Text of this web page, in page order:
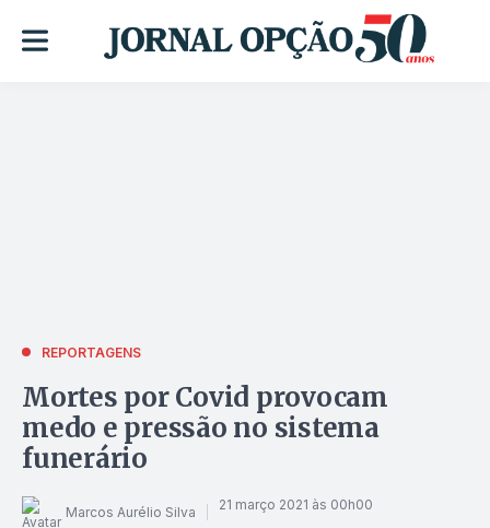
REPORTAGENS
Mortes por Covid provocam
medo e pressão no sistema
funerário
Marcos Aurélio Silva 21 março 2021 às 00h00